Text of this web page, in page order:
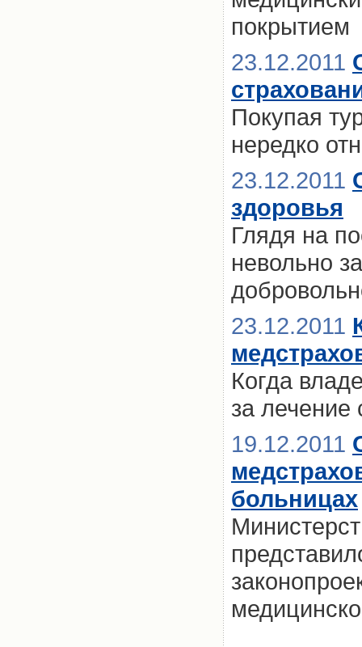
покрытием
23.12.2011
Покупая
нередко
23.12.2011
здоровья
Глядя на
невольно
23.12.2011
Когда
за лечение
19.12.2011
больницах